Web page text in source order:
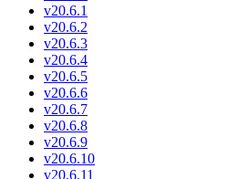
v20.6.1
v20.6.2
v20.6.3
v20.6.4
v20.6.5
v20.6.6
v20.6.7
v20.6.8
v20.6.9
v20.6.10
v20.6.11